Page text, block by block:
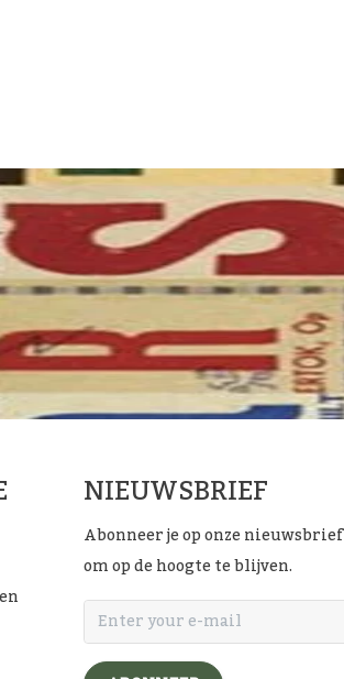
NIEUWSBRIEF
Abonneer je op onze nieuwsbrief
om op de hoogte te blijven.